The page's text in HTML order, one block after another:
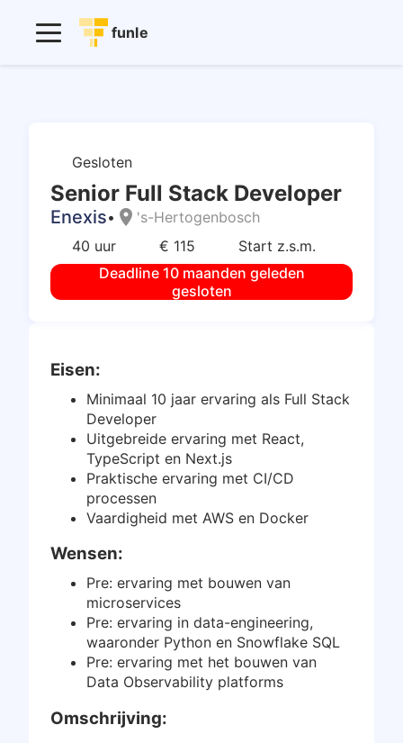
funle
Gratis starten
Senior Full Stack Developer
Gesloten
Enexis• location_on 's-Hertogenbosch
40 uur
€ 115
Start z.s.m.
Deadline 10 maanden geleden
gesloten
Eisen:
Minimaal 10 jaar ervaring als Full Stack
Developer
Uitgebreide ervaring met React,
TypeScript en Next.js
Praktische ervaring met CI/CD
processen
Vaardigheid met AWS en Docker
Wensen:
Pre: ervaring met bouwen van
microservices
Pre: ervaring in data-engineering,
waaronder Python en Snowflake SQL
Pre: ervaring met het bouwen van
Data Observability platforms
Omschrijving: